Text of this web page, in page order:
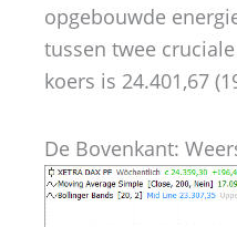
opgebouwde
tussen twee
koers is 24.401,67
De Bovenkant: